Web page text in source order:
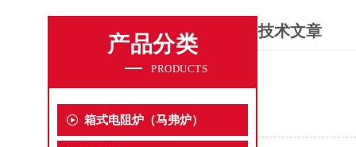
产品分类
PRODUCTS
箱式电阻炉（马弗炉）
技术文章